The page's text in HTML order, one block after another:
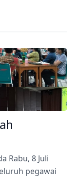
Rabu, 8 Juli
pegawai